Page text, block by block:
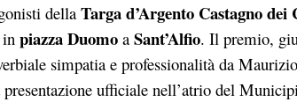
della Targa d’Argento Castagno dei
piazza Duomoa Sant’Alfio. Il premio,
simpatia e professionalità da
ufficiale nell’atrio del